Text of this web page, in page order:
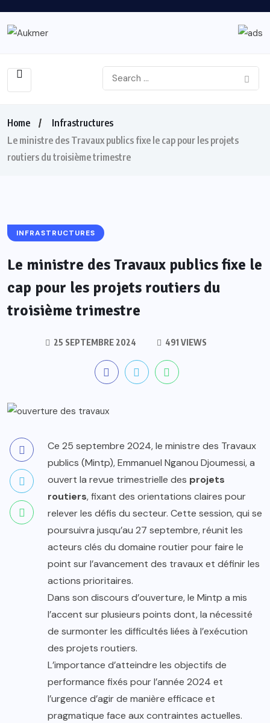
Home
Infrastructures
Le ministre des Travaux publics fixe le cap pour les projets
routiers du troisième trimestre
INFRASTRUCTURES
Le ministre des Travaux publics fixe le
cap pour les projets routiers du
troisième trimestre
25 SEPTEMBRE 2024 491 VIEWS
Ce 25 septembre 2024, le ministre des Travaux
publics (Mintp), Emmanuel Nganou Djoumessi, a
ouvert la revue trimestrielle des projets
routiers, fixant des orientations claires pour
relever les défis du secteur. Cette session, qui se
poursuivra jusqu’au 27 septembre, réunit les
acteurs clés du domaine routier pour faire le
point sur l’avancement des travaux et définir les
actions prioritaires.
Dans son discours d’ouverture, le Mintp a mis
l’accent sur plusieurs points dont, la nécessité
de surmonter les difficultés liées à l’exécution
des projets routiers.
L’importance d’atteindre les objectifs de
performance fixés pour l’année 2024 et
l’urgence d’agir de manière efficace et
pragmatique face aux contraintes actuelles.